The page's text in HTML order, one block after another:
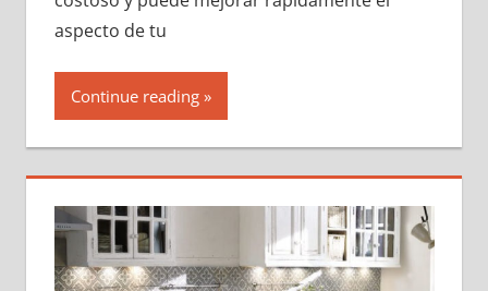
aspecto de tu
Continue reading